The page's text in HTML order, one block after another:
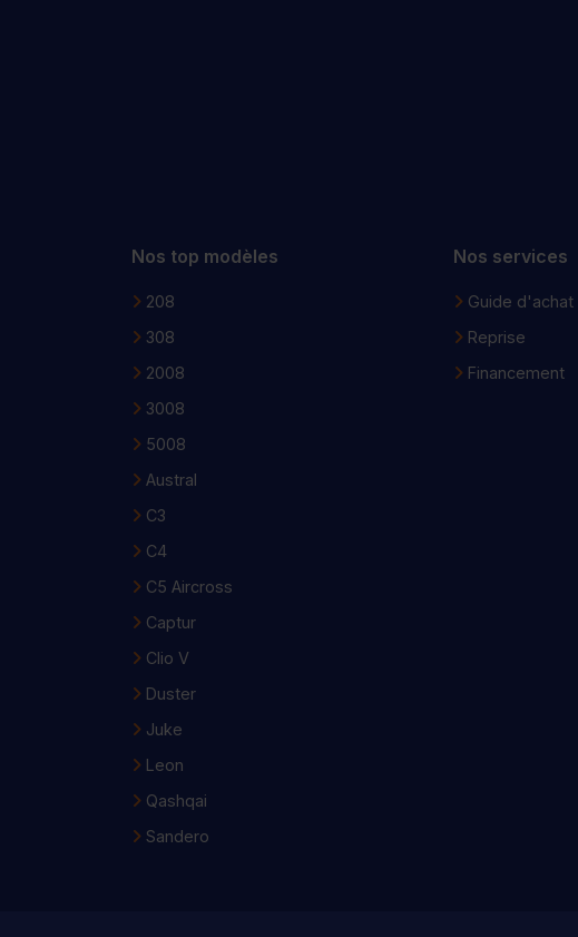
Nos top modèles
208
308
2008
3008
5008
Austral
C3
C4
C5 Aircross
Captur
Clio V
Duster
Juke
Leon
Qashqai
Sandero
Nos services
Guide d'achat
Reprise
Financement